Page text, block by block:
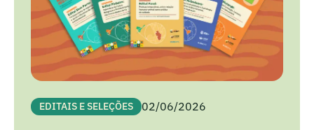
EDITAIS E SELEÇÕES 02/06/2026